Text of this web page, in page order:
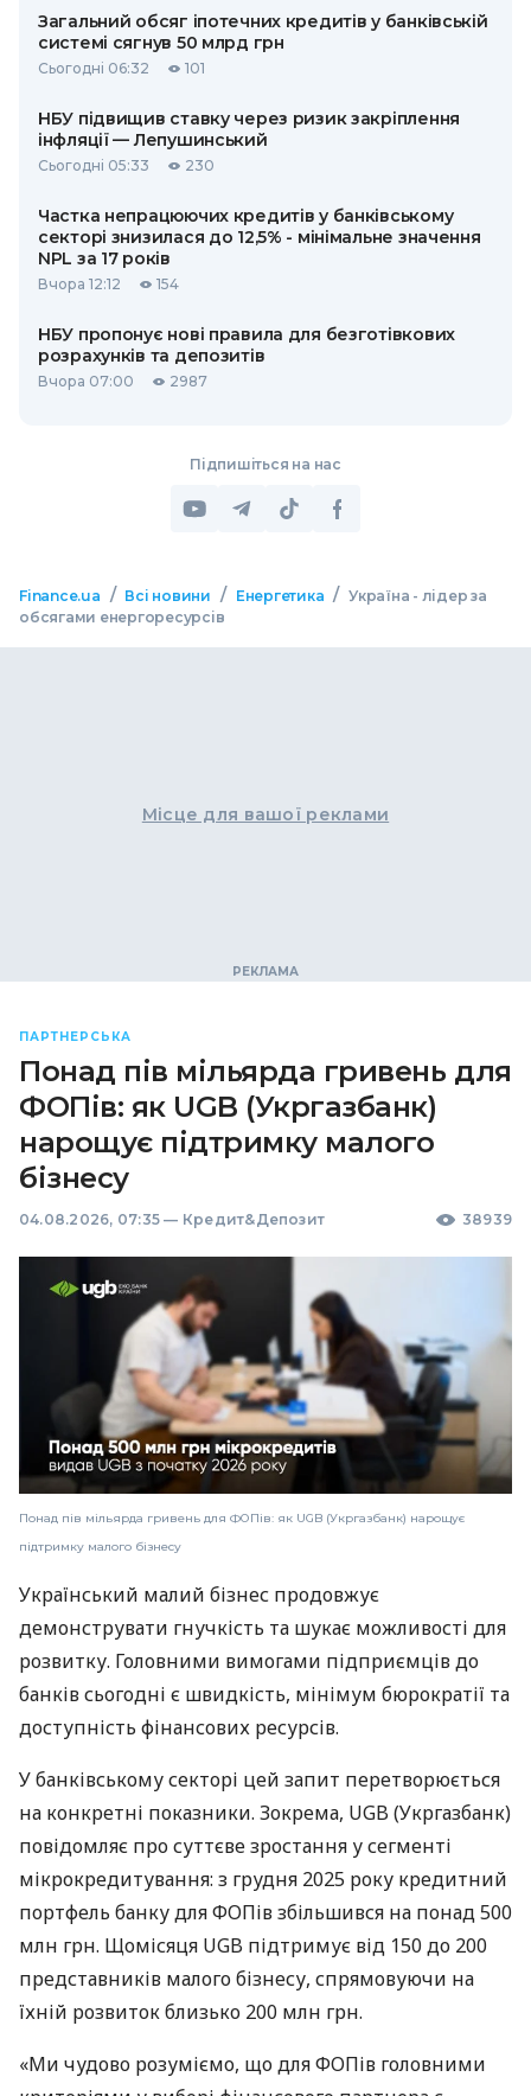
Загальний обсяг іпотечних кредитів у банківській
системі сягнув 50 млрд грн
Сьогодні 06:32 101
НБУ підвищив ставку через ризик закріплення
інфляції — Лепушинський
Сьогодні 05:33 230
Частка непрацюючих кредитів у банківському
секторі знизилася до 12,5% - мінімальне значення
NPL за 17 років
Вчора 12:12 154
НБУ пропонує нові правила для безготівкових
розрахунків та депозитів
Вчора 07:00 2987
Підпишіться на нас
Finance.ua / Всі новини / Енергетика / Україна - лідер за
обсягами енергоресурсів
Місце для вашої реклами
ПАРТНЕРСЬКА
Понад пів мільярда гривень для
ФОПів: як UGB (Укргазбанк)
нарощує підтримку малого
бізнесу
04.08.2026, 07:35 — Кредит&Депозит 38939
Понад пів мільярда гривень для ФОПів: як UGB (Укргазбанк) нарощує
підтримку малого бізнесу
Український малий бізнес продовжує
демонструвати гнучкість та шукає можливості для
розвитку. Головними вимогами підприємців до
банків сьогодні є швидкість, мінімум бюрократії та
доступність фінансових ресурсів.
У банківському секторі цей запит перетворюється
на конкретні показники. Зокрема, UGB (Укргазбанк)
повідомляє про суттєве зростання у сегменті
мікрокредитування: з грудня 2025 року кредитний
портфель банку для ФОПів збільшився на понад 500
млн грн. Щомісяця UGB підтримує від 150 до 200
представників малого бізнесу, спрямовуючи на
їхній розвиток близько 200 млн грн.
«Ми чудово розуміємо, що для ФОПів головними